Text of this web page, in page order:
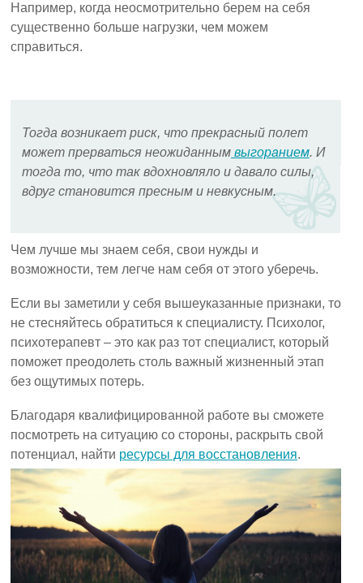
Например, когда неосмотрительно берем на себя
существенно больше нагрузки, чем можем
справиться.
Тогда возникает риск, что прекрасный полет
может прерваться неожиданным выгоранием. И
тогда то, что так вдохновляло и давало силы,
вдруг становится пресным и невкусным.
Чем лучше мы знаем себя, свои нужды и
возможности, тем легче нам себя от этого уберечь.
Если вы заметили у себя вышеуказанные признаки, то
не стесняйтесь обратиться к специалисту. Психолог,
психотерапевт – это как раз тот специалист, который
поможет преодолеть столь важный жизненный этап
без ощутимых потерь.
Благодаря квалифицированной работе вы сможете
посмотреть на ситуацию со стороны, раскрыть свой
потенциал, найти ресурсы для восстановления.